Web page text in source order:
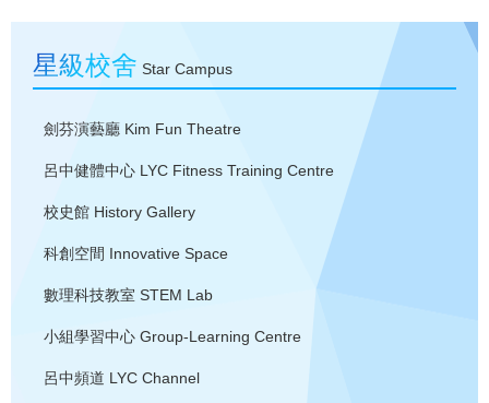
星級校舍 Star Campus
劍芬演藝廳 Kim Fun Theatre
呂中健體中心 LYC Fitness Training Centre
校史館 History Gallery
科創空間 Innovative Space
數理科技教室 STEM Lab
小組學習中心 Group-Learning Centre
呂中頻道 LYC Channel